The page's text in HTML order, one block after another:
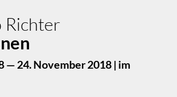
Richter
— 24. November 2018 | im